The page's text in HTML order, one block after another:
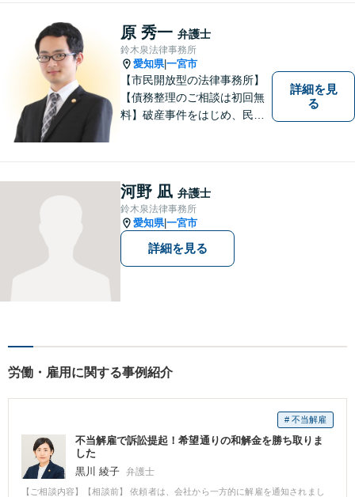
方も、まずはお気軽にご相談
ください。
原 秀一 弁護士
鈴木泉法律事務所
愛知県|一宮市
【市民開放型の法律事務所】
【債務整理のご相談は初回無
料】破産事件をはじめ、民事
相談してもいいのか分からな
い」という方も、まずはお気
軽にご相談ください。
詳細を見
る
河野 凪 弁護士
鈴木泉法律事務所
愛知県|一宮市
詳細を見る
労働・雇用に関する事例紹介
# 不当解雇
不当解雇で訴訟提起！希望通りの和解金を勝ち取りま
した
黒川 綾子 弁護士
【ご相談内容】【相談前】 依頼者は、会社から一方的に解雇を通知されまし